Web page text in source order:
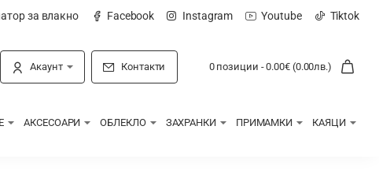
за влакно Facebook Instagram Youtube Tiktok
Акаунт Контакти 0 позиции - 0.00€ (0.00лв.)
АКСЕСОАРИ ОБЛЕКЛО ЗАХРАНКИ ПРИМАМКИ
КАЯЦИ